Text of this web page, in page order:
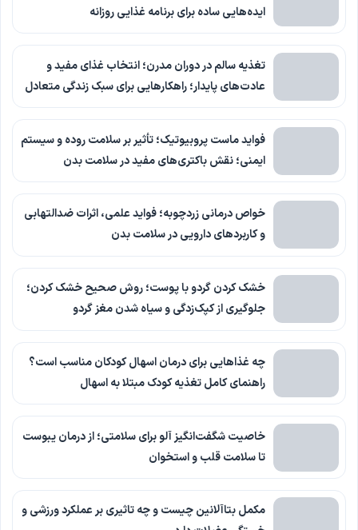
ایده‌هایی ساده برای برنامه غذایی روزانه
تغذیه سالم در دوران مدرن؛ انتخاب غذای مفید و
عادت‌های پایدار؛ راهکارهایی برای سبک زندگی متعادل
فواید ماست پروبیوتیک؛ تأثیر بر سلامت روده و سیستم
ایمنی؛ نقش باکتری‌های مفید در سلامت بدن
خواص درمانی زردچوبه؛ فواید علمی، اثرات ضدالتهابی
و کاربردهای دارویی در سلامت بدن
خشک کردن گردو با پوست؛ روش صحیح خشک کردن؛
جلوگیری از کپک‌زدگی و سیاه شدن مغز گردو
چه غذاهایی برای درمان اسهال کودکان مناسب است؟
راهنمای کامل تغذیه کودک مبتلا به اسهال
خاصیت شگفت‌انگیز آلو برای سلامتی؛ از درمان یبوست
تا سلامت قلب و استخوان
مکمل بتاآلانین چیست و چه تاثیری بر عملکرد ورزشی و